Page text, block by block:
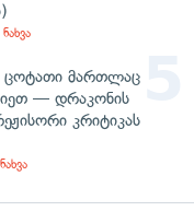
ნახვა
ცოტათი მართლაც
— დრაკონის
კრიტიკას
ნახვა